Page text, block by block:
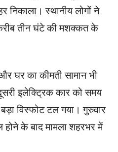
निकाला। स्थानीय लोगों ने
तीन घंटे की मशक्कत के
घर का कीमती सामान भी
इलेक्ट्रिक कार को समय
विस्फोट टल गया। गुरुवार
होने के बाद मामला शहरभर में